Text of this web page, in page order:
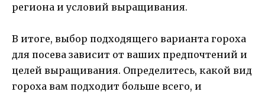
региона и условий выращивания.
В итоге, выбор подходящего варианта гороха
для посева зависит от ваших предпочтений и
целей выращивания. Определитесь, какой вид
гороха вам подходит больше всего, и